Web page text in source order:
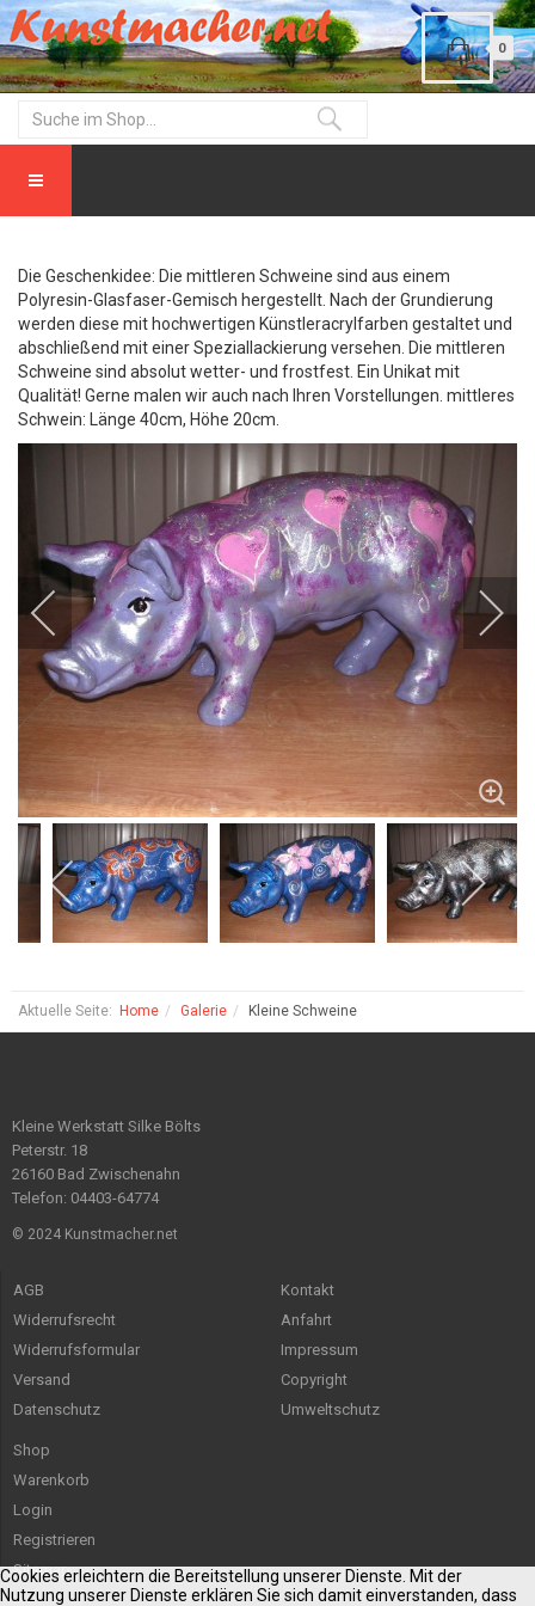
0
Die Geschenkidee: Die mittleren Schweine sind aus einem
Polyresin-Glasfaser-Gemisch hergestellt. Nach der Grundierung
werden diese mit hochwertigen Künstleracrylfarben gestaltet und
abschließend mit einer Speziallackierung versehen. Die mittleren
Schweine sind absolut wetter- und frostfest. Ein Unikat mit
Qualität! Gerne malen wir auch nach Ihren Vorstellungen. mittleres
Schwein: Länge 40cm, Höhe 20cm.
Aktuelle Seite: Home Galerie Kleine Schweine
Kleine Werkstatt Silke Bölts
Peterstr. 18
26160 Bad Zwischenahn
Telefon: 04403-64774
© 2024 Kunstmacher.net
AGB
Widerrufsrecht
Widerrufsformular
Versand
Datenschutz
Kontakt
Anfahrt
Impressum
Copyright
Umweltschutz
Shop
Warenkorb
Login
Registrieren
Sitemap
Cookies erleichtern die Bereitstellung unserer Dienste. Mit der
Nutzung unserer Dienste erklären Sie sich damit einverstanden, dass